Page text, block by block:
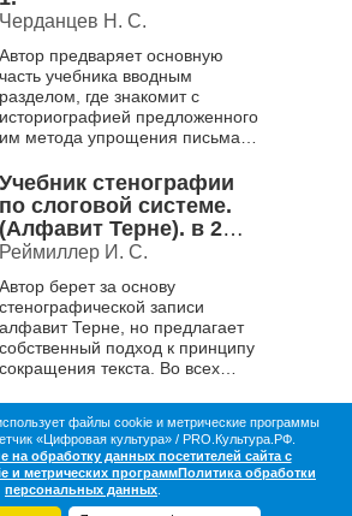
Черданцев Н. С.
Автор предваряет основную
часть учебника вводным
разделом, где знакомит с
историографией предложенного
им метода упрощения письма,
распространенности
стенографии, обосновывает...
Учебник стенографии
по слоговой системе.
(Алфавит Терне). в 2
частях.
Реймиллер И. С.
Автор берет за основу
стенографической записи
алфавит Терне, но предлагает
собственный подход к принципу
сокращения текста. Во всех
сохранялись неизменными либо
ударный слог (Терне),...
Цифровая жизнь
Статистика
Контакты
файлы cookie и метрические программы
«Цифровая культура» / PRO.Культура.РФ.
на обработку данных посетителей сайта с
и метрических программПолитика обработки
персональных данных